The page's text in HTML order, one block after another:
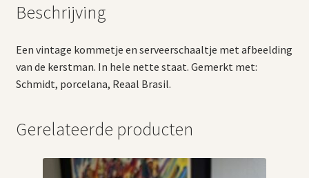
Beschrijving
Een vintage kommetje en serveerschaaltje met afbeelding
van de kerstman. In hele nette staat. Gemerkt met:
Schmidt, porcelana, Reaal Brasil.
Gerelateerde producten